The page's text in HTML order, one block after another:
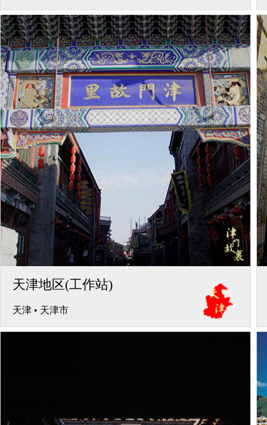
天津地区(工作站)
天津 • 天津市